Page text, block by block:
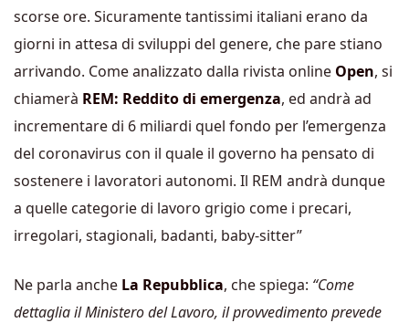
scorse ore. Sicuramente tantissimi italiani erano da
giorni in attesa di sviluppi del genere, che pare stiano
arrivando. Come analizzato dalla rivista online Open, si
chiamerà REM: Reddito di emergenza, ed andrà ad
incrementare di 6 miliardi quel fondo per l’emergenza
del coronavirus con il quale il governo ha pensato di
sostenere i lavoratori autonomi. Il REM andrà dunque
a quelle categorie di lavoro grigio come i precari,
irregolari, stagionali, badanti, baby-sitter”
Ne parla anche La Repubblica, che spiega: “Come
dettaglia il Ministero del Lavoro, il provvedimento prevede